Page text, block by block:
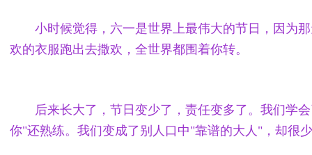
小时候觉得，六一是世界上最伟大的节日，因为
欢的衣服跑出去撒欢，全世界都围着你转。
后来长大了，节日变少了，责任变多了。我们学
你"还熟练。我们变成了别人口中"靠谱的大人"，却很